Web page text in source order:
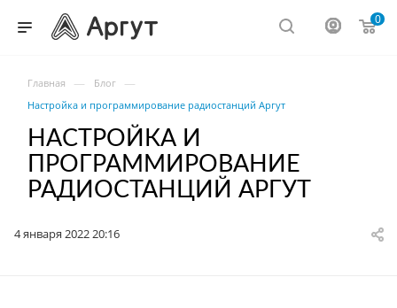
0
Главная — Блог —
Настройка и программирование радиостанций Аргут
НАСТРОЙКА И
ПРОГРАММИРОВАНИЕ
РАДИОСТАНЦИЙ АРГУТ
4 января 2022 20:16